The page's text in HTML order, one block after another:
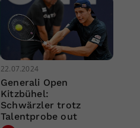
22.07.2024
Generali Open
Kitzbühel:
Schwärzler trotz
Talentprobe out